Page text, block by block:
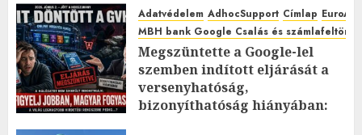
Adatvédelem AdhocSupport Címlap
MBH bank Google Csalás és
Megszüntette a Google-lel
szemben indított eljárását a
versenyhatóság,
bizonyíthatóság hiányában: